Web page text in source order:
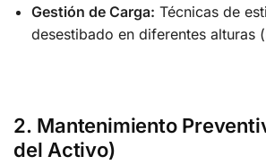
Gestión de Carga: Técnicas de
desestibado en diferentes alturas
2. Mantenimiento
del Activo)